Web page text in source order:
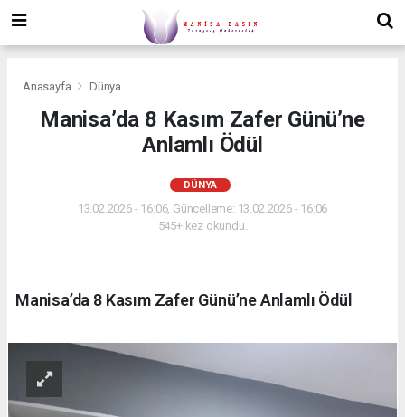
Anasayfa Dünya
Manisa’da 8 Kasım Zafer Günü’ne
Anlamlı Ödül
DÜNYA
13.02.2026 - 16:06, Güncelleme: 13.02.2026 - 16:06
545+ kez okundu.
Manisa’da 8 Kasım Zafer Günü’ne Anlamlı Ödül